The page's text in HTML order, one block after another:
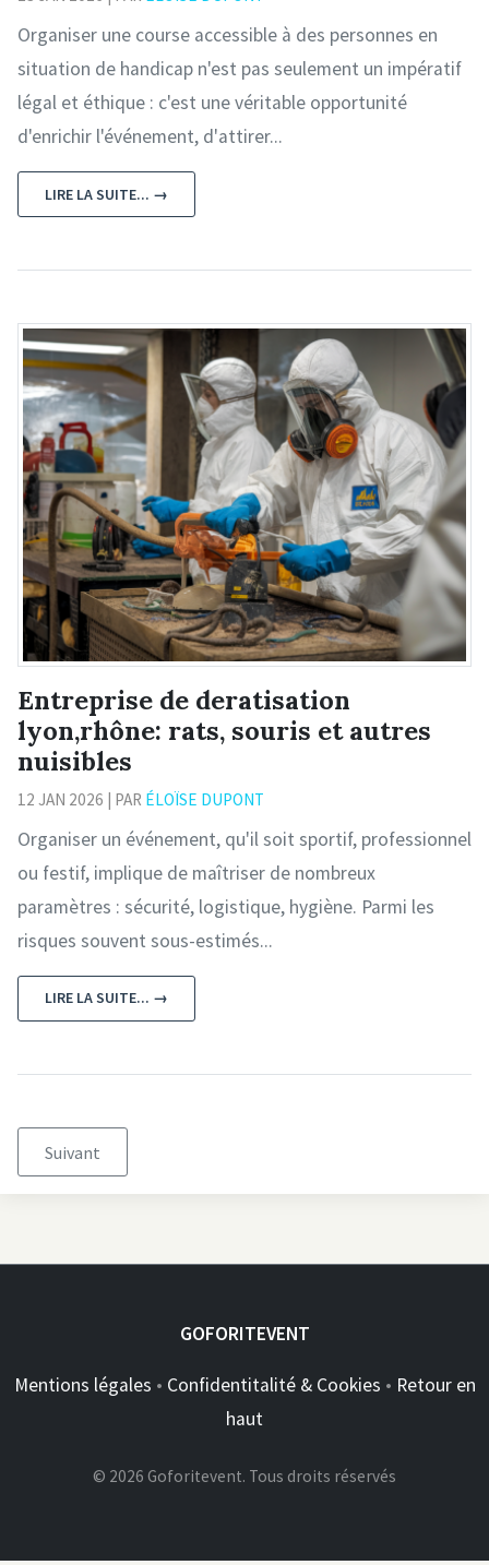
Organiser une course accessible à des personnes en
situation de handicap n'est pas seulement un impératif
légal et éthique : c'est une véritable opportunité
d'enrichir l'événement, d'attirer...
LIRE LA SUITE... →
Entreprise de deratisation
lyon,rhône: rats, souris et autres
nuisibles
12 JAN 2026 | PAR ÉLOÏSE DUPONT
Organiser un événement, qu'il soit sportif, professionnel
ou festif, implique de maîtriser de nombreux
paramètres : sécurité, logistique, hygiène. Parmi les
risques souvent sous-estimés...
LIRE LA SUITE... →
Suivant
GOFORITEVENT
Mentions légales • Confidentitalité & Cookies • Retour en
haut
© 2026 Goforitevent. Tous droits réservés